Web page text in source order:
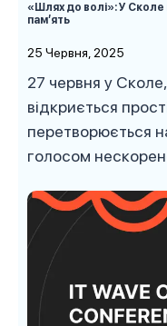
«Шлях до волі»: У Сколе
памʼять
25 Червня, 2025
27 червня у
відкриється
перетворюється
голосом